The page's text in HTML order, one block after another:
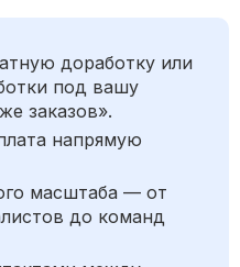
доработку или
под вашу
заказов».
напрямую
масштаба — от
до команд